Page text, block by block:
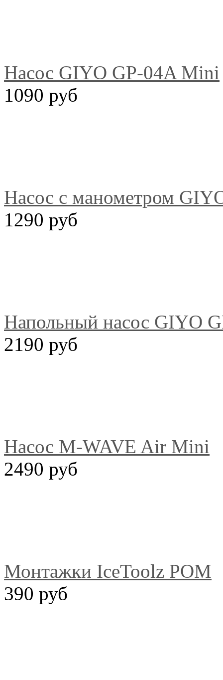
Насос GIYO GP-04A Mini
1090 руб
Насос с манометром
1290 руб
Напольный насос GIYO
2190 руб
Насос M-WAVE Air Mini
2490 руб
Монтажки IceToolz POM
390 руб